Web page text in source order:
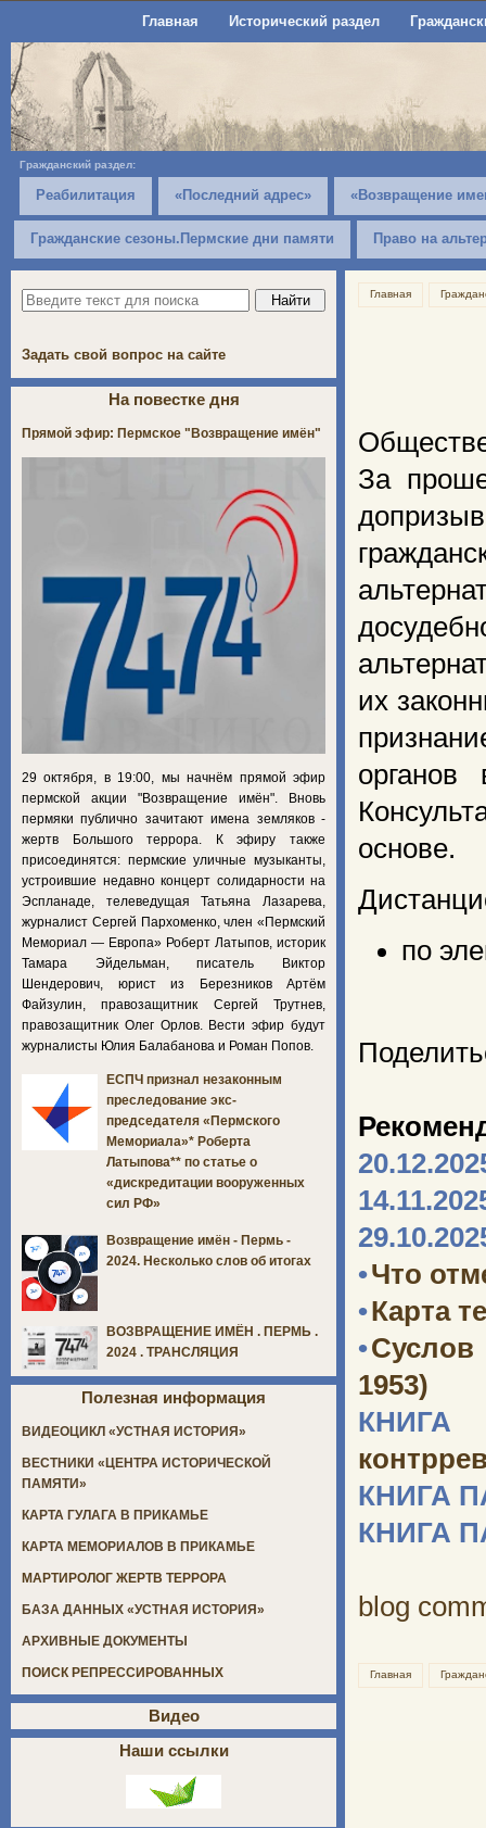
Главная Исторический раздел
Гражданский раздел:
Реабилитация «Последний адрес» «Возвращение
Гражданские сезоны.Пермские дни памяти Право на
Главная
За
их
основе.
по
•Что
•Карта
•
1953)
КНИГА
КНИГА
КНИГА
blog
Главная
Задать свой вопрос на сайте
На повестке дня
Прямой эфир: Пермское "Возвращение имён"
29 октября, в 19:00, мы начнём прямой эфир
пермской акции "Возвращение имён". Вновь
пермяки публично зачитают имена земляков -
жертв Большого террора. К эфиру также
присоединятся: пермские уличные музыканты,
устроившие недавно концерт солидарности на
Эспланаде, телеведущая Татьяна Лазарева,
журналист Сергей Пархоменко, член «Пермский
Мемориал — Европа» Роберт Латыпов, историк
Тамара Эйдельман, писатель Виктор
Шендерович, юрист из Березников Артём
Файзулин, правозащитник Сергей Трутнев,
правозащитник Олег Орлов. Вести эфир будут
журналисты Юлия Балабанова и Роман Попов.
ЕСПЧ признал незаконным
преследование экс-
председателя «Пермского
Мемориала»* Роберта
Латыпова** по статье о
«дискредитации вооруженных
сил РФ»
Возвращение имён - Пермь -
2024. Несколько слов об итогах
ВОЗВРАЩЕНИЕ ИМЁН . ПЕРМЬ .
2024 . ТРАНСЛЯЦИЯ
Полезная информация
ВИДЕОЦИКЛ «УСТНАЯ ИСТОРИЯ»
ВЕСТНИКИ «ЦЕНТРА ИСТОРИЧЕСКОЙ
ПАМЯТИ»
КАРТА ГУЛАГА В ПРИКАМЬЕ
КАРТА МЕМОРИАЛОВ В ПРИКАМЬЕ
МАРТИРОЛОГ ЖЕРТВ ТЕРРОРА
БАЗА ДАННЫХ «УСТНАЯ ИСТОРИЯ»
АРХИВНЫЕ ДОКУМЕНТЫ
ПОИСК РЕПРЕССИРОВАННЫХ
Видео
Наши ссылки